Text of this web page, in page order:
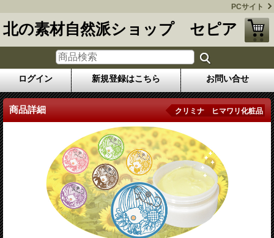
PCサイト
北の素材自然派ショップ セピア
ログイン 新規登録はこちら お問い合せ
商品詳細 クリミナ ヒマワリ化粧品